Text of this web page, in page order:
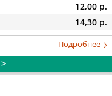
12,00 р.
14,30 р.
Подробнее